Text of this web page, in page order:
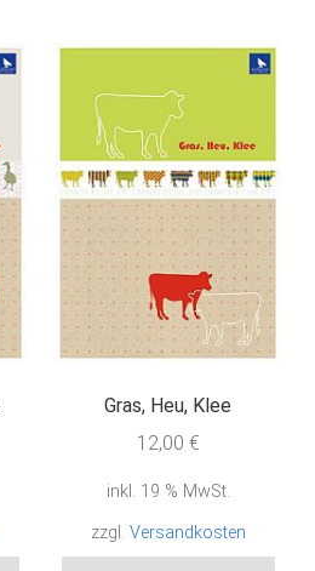
Gras, Heu, Klee
12,00 €
inkl. 19 % MwSt.
zzgl. Versandkosten